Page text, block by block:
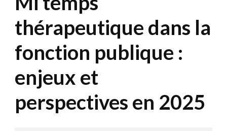
thérapeutique dans la
fonction publique :
enjeux et
perspectives en 2025